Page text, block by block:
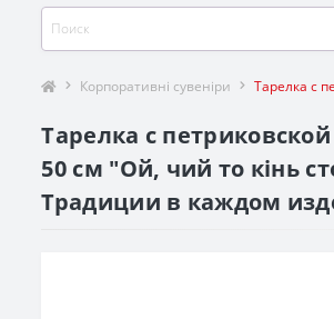
Корпоративні сувеніри Тарелка с
Тарелка с
50 см "Ой, чий то кінь
Традиции в каждом